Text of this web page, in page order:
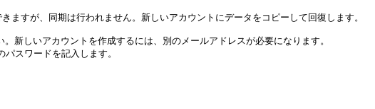
すが、同期は行われません。新しいアカウントにデータをコピーして回復します。
ウントを作成するには、別のメールアドレスが必要になります。
ワードを記入します。